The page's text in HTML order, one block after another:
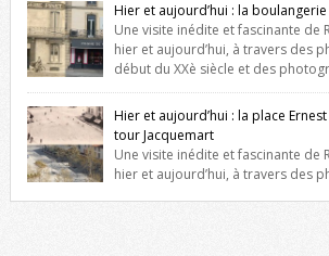
Hier et aujourd’hui : la boulangerie
Une visite inédite et fascinante de
hier et aujourd’hui, à travers des
début du XXè siècle et des
prises exactement dans le même cadre ! A
Jaurès et de l’avenue Victor Hugo (à côté
boulangerie Jules Pinet est inscrite dans le […]
Hier et aujourd’hui : la place
tour Jacquemart
Une visite inédite et fascinante de
hier et aujourd’hui, à travers des